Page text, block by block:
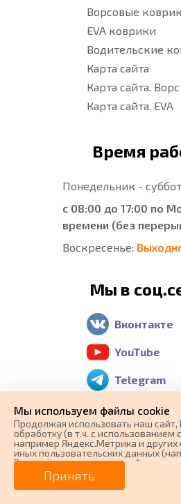
0 ₽
от0₽/мес. Плати частями
Ворсовые
EVA коврики
Водительские
Карта сайта
Карта сайта. Ворс
Карта сайта. EVA
Время
Понедельник -
с 08:00 до 17:00 по
времени (без
Воскресенье:
Мы в
Вконтакте
YouTube
Telegram
Отзывы о
Яндекс
Мы используем файлы cookie
Продолжая использовать наш cайт,
обработку (в т.ч. с использованием
например Яндекс.Метрика и других
иных пользовательских данных
Вашем ip-адресе, сведений о
устройства, времени посещения
ресурсах сети Интернет, с которых
переходы на наш сайт, сведения о
Принять